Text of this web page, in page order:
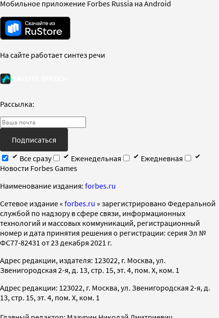
Мобильное приложение Forbes Russia на Android
На сайте работает синтез речи
Рассылка:
Подписаться
Все сразу
Еженедельная
Ежедневная
Новости Forbes Games
Наименование издания: forbes.ru
Cетевое издание « forbes.ru » зарегистрировано Федеральной
службой по надзору в сфере связи, информационных
технологий и массовых коммуникаций, регистрационный
номер и дата принятия решения о регистрации: серия Эл №
ФС77-82431 от 23 декабря 2021 г.
Адрес редакции, издателя: 123022, г. Москва, ул.
Звенигородская 2-я, д. 13, стр. 15, эт. 4, пом. X, ком. 1
Адрес редакции: 123022, г. Москва, ул. Звенигородская 2-я, д.
13, стр. 15, эт. 4, пом. X, ком. 1